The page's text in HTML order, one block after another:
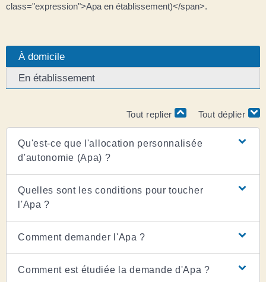
class="expression">Apa en établissement)</span>.
À domicile
En établissement
Tout replier Tout déplier
Qu'est-ce que l'allocation personnalisée
d'autonomie (Apa) ?
Quelles sont les conditions pour toucher
l'Apa ?
Comment demander l'Apa ?
Comment est étudiée la demande d'Apa ?